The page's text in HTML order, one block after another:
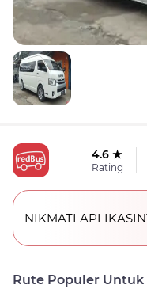
4.6 ★
Rating
NIKMATI
Rute Populer